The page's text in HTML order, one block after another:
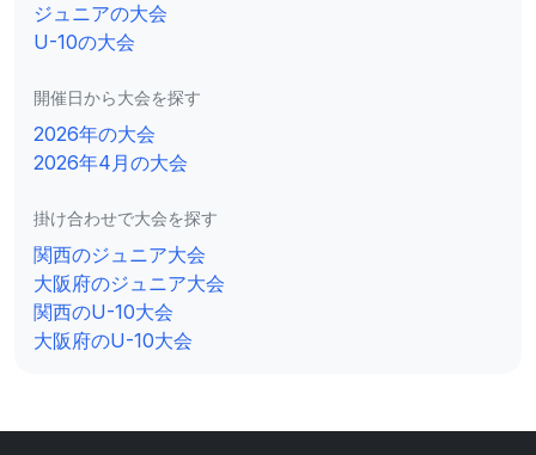
ジュニアの大会
U-10の大会
開催日から大会を探す
2026年の大会
2026年4月の大会
掛け合わせで大会を探す
関西のジュニア大会
大阪府のジュニア大会
関西のU-10大会
大阪府のU-10大会